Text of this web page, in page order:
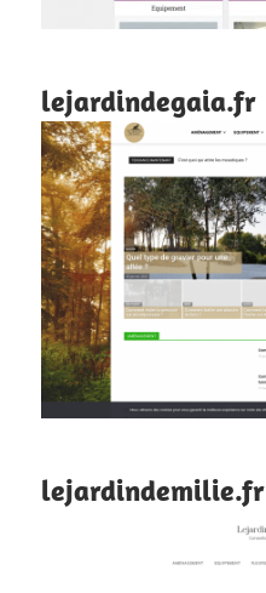
lejardindegaia.fr
lejardindemilie.fr